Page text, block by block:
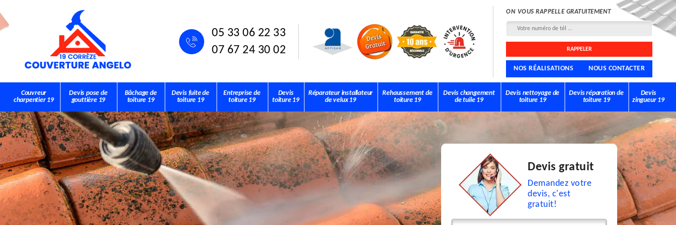
05 33 06 22 33
07 67 24 30 02
ON VOUS RAPPELLE GRATUITEMENT
NOS RÉALISATIONS NOUS CONTACTER
Couvreur
charpentier 19
Devis pose de
gouttière 19
Bâchage de
toiture 19
Devis fuite de
toiture 19
Entreprise de
toiture 19
Devis
toiture 19
Réparateur installateur
de velux 19
Rehaussement de
toiture 19
Devis changement
de tuile 19
Devis nettoyage de
toiture 19
Devis réparation de
toiture 19
Devis
zingueur 19
Devis gratuit
Demandez votre
devis, c'est
gratuit!